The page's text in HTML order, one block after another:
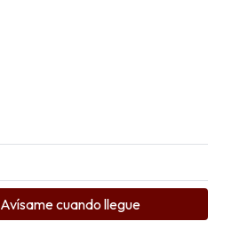
Avísame cuando llegue